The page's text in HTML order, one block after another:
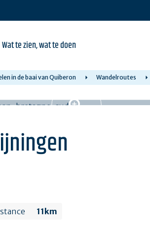
Wat te zien, wat te doen
in de baai van Quiberon Wandelroutes
11km